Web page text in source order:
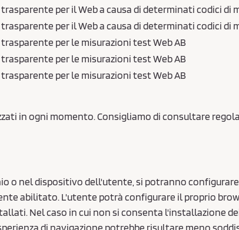
per il Web a causa di determinati codici di
per il Web a causa di determinati codici di
per le misurazioni test Web AB
per le misurazioni test Web AB
per le misurazioni test Web AB
in ogni momento. Consigliamo di consultare
o nel dispositivo dell'utente, si potranno
abilitato. L'utente potrà configurare il proprio
Nel caso in cui non si consenta l'installazione